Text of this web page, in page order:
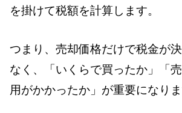
を掛けて税額を計算します。
つまり、売却価格だけで税金が
なく、「いくらで買ったか」「
用がかかったか」が重要になりま